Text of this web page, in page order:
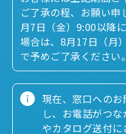
ご了承の程、お願い
月7日（金）9:00以降
場合は、8月17日（月
で予めご了承ください。
現在、窓口への
し、お電話がつ
やカタログ送付